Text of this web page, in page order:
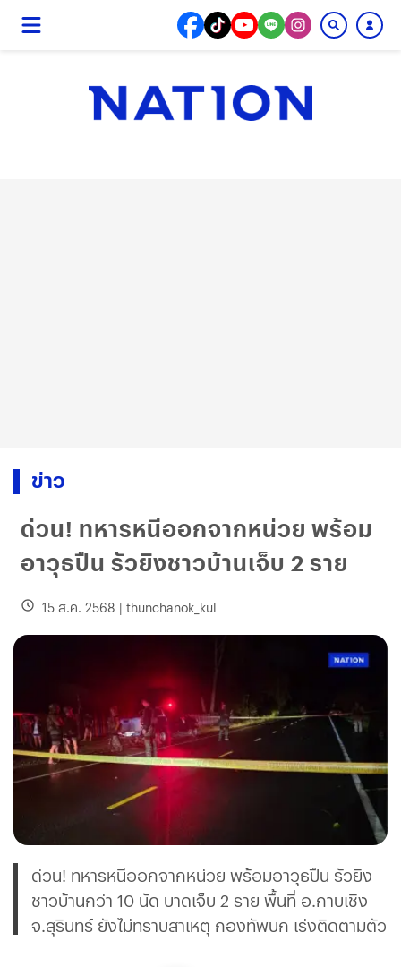
ข่าว
ด่วน! ทหารหนีออกจากหน่วย พร้อม
อาวุธปืน รัวยิงชาวบ้านเจ็บ 2 ราย
15 ส.ค. 2568 | thunchanok_kul
ด่วน! ทหารหนีออกจากหน่วย พร้อมอาวุธปืน รัวยิง
ชาวบ้านกว่า 10 นัด บาดเจ็บ 2 ราย พื้นที่ อ.กาบเชิง
จ.สุรินทร์ ยังไม่ทราบสาเหตุ กองทัพบก เร่งติดตามตัว